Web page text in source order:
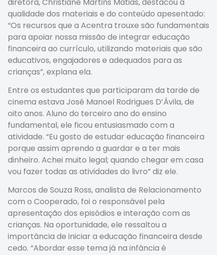
qualidade dos materiais e do conteúdo apesentado:
“Os recursos que a Acentra trouxe são fundamentais
para apoiar nossa missão de integrar educação
financeira ao currículo, utilizando materiais que são
educativos, engajadores e adequados para as
crianças”, explana ela.
Entre os estudantes que participaram da tarde de
cinema estava José Manoel Rodrigues D’Ávila, de
oito anos. Aluno do terceiro ano do ensino
fundamental, ele ficou entusiasmado com a
atividade. “Eu gosto de estudar educação financeira
porque assim aprendo a guardar e a ter mais
dinheiro. Achei muito legal; quando chegar em casa
vou fazer todas as atividades do livro” diz ele.
Marcos de Souza Ross, analista de Relacionamento
com o Cooperado, foi o responsável pela
apresentação dos episódios e interação com as
crianças. Na oportunidade, ele ressaltou a
importância de iniciar a educação financeira desde
cedo. “Abordar esse tema já na infância é